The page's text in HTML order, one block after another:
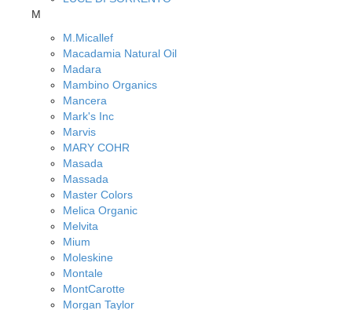
M
M.Micallef
Macadamia Natural Oil
Madara
Mambino Organics
Mancera
Mark's Inc
Marvis
MARY COHR
Masada
Massada
Master Colors
Melica Organic
Melvita
Mium
Moleskine
Montale
MontCarotte
Morgan Taylor